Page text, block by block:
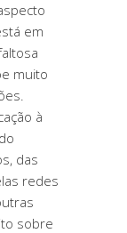
em
muito
à
das
redes
sobre